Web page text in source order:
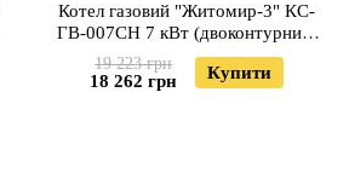
Котел газовий "Житомир-3" КС-
ГВ-007СН 7 кВт (двоконтурний)
(димохід ззаду)
19 223 грн
18 262 грн Купити